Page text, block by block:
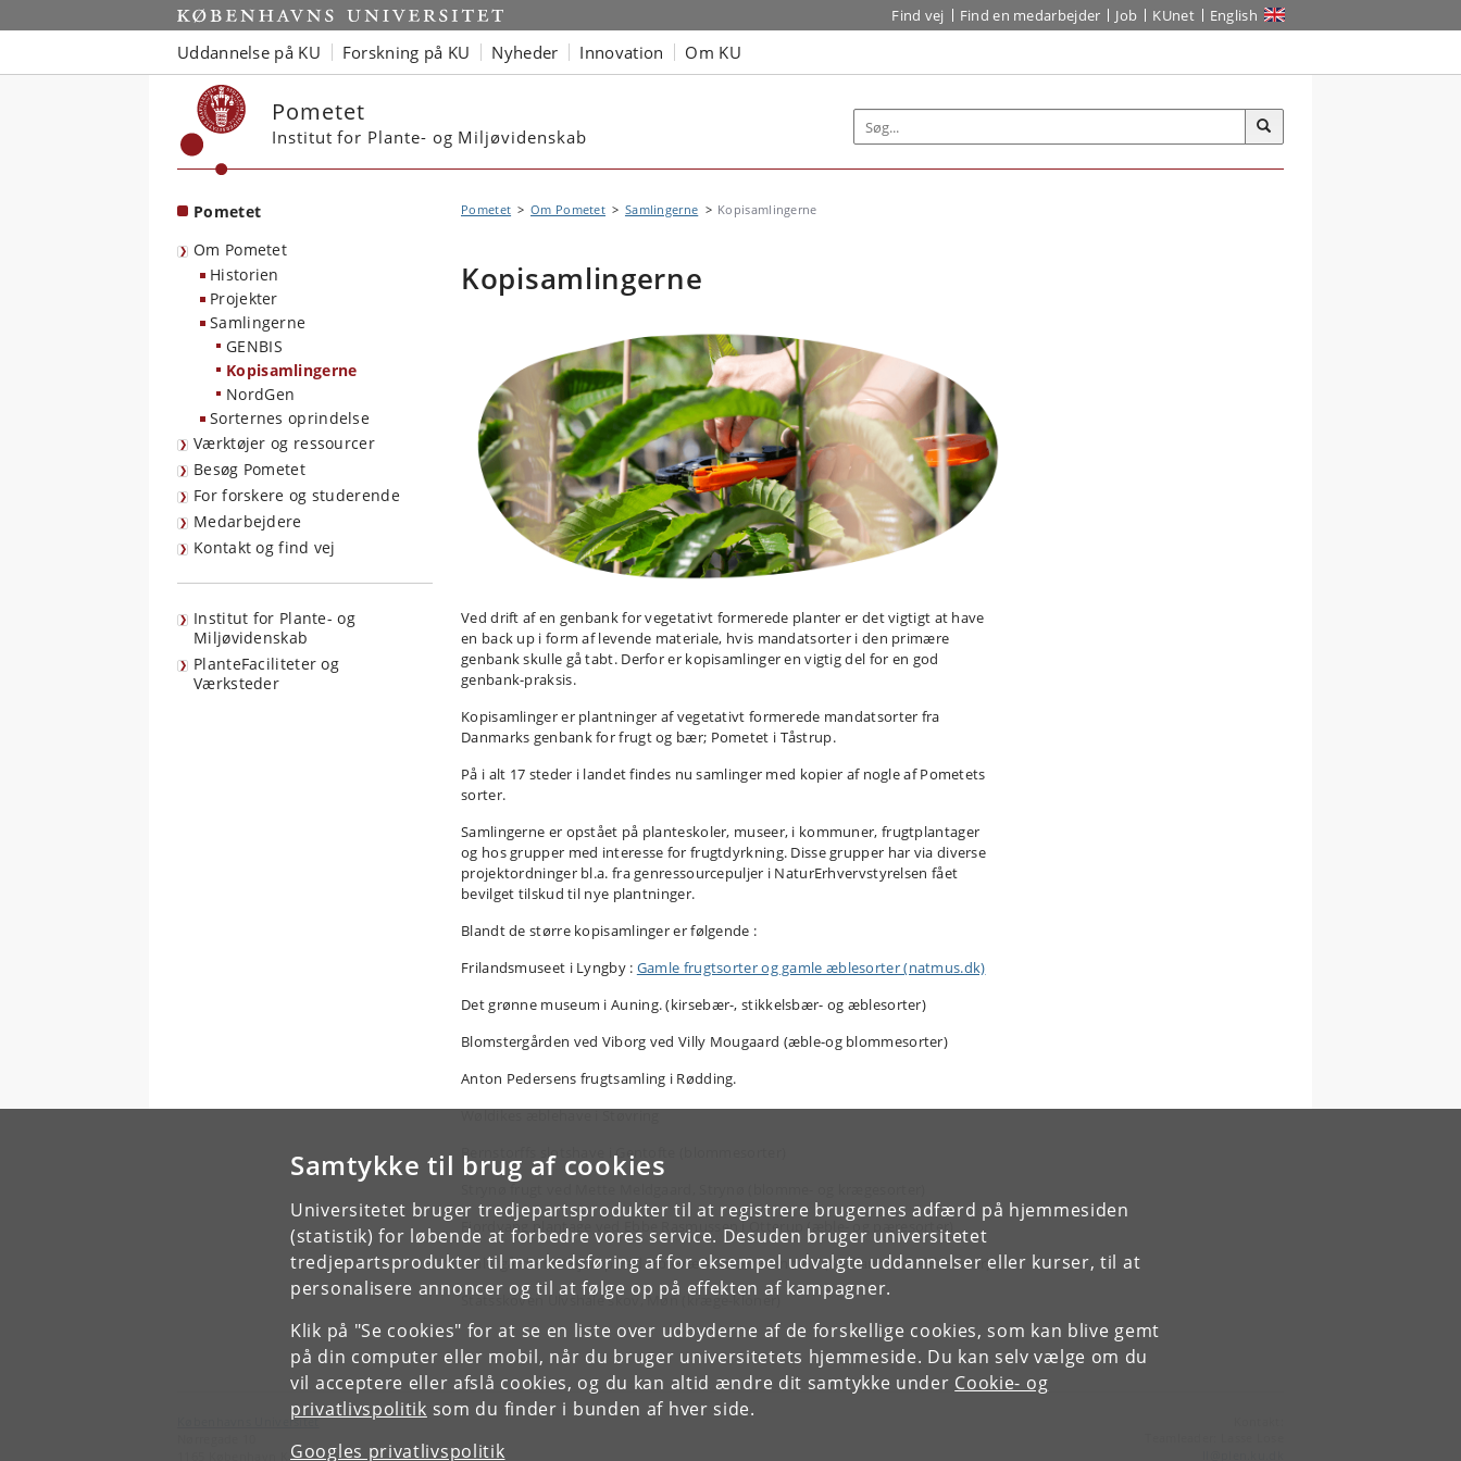
Samtykke til brug af cookies
Universitetet bruger tredjepartsprodukter til at registrere brugernes adfærd på hjemmesiden
(statistik) for løbende at forbedre vores service. Desuden bruger universitetet
tredjepartsprodukter til markedsføring af for eksempel udvalgte uddannelser eller kurser, til at
personalisere annoncer og til at følge op på effekten af kampagner.
Klik på "Se cookies" for at se en liste over udbyderne af de forskellige cookies, som kan blive gemt
på din computer eller mobil, når du bruger universitetets hjemmeside. Du kan selv vælge om du
vil acceptere eller afslå cookies, og du kan altid ændre dit samtykke under Cookie- og
privatlivspolitik som du finder i bunden af hver side.
Googles privatlivspolitik
Start Find vej Find en medarbejder Job KUnet English
Uddannelse på KU Forskning på KU Nyheder Innovation Om KU
Pometet
Institut for Plante- og Miljøvidenskab
Pometet
Om Pometet
Historien
Projekter
Samlingerne
GENBIS
Kopisamlingerne
NordGen
Sorternes oprindelse
Værktøjer og ressourcer
Besøg Pometet
For forskere og studerende
Medarbejdere
Kontakt og find vej
Institut for Plante- og
Miljøvidenskab
PlanteFaciliteter og
Værksteder
Pometet Om Pometet Samlingerne Kopisamlingerne
Kopisamlingerne
Ved drift af en genbank for vegetativt formerede planter er det vigtigt at have
en back up i form af levende materiale, hvis mandatsorter i den primære
genbank skulle gå tabt. Derfor er kopisamlinger en vigtig del for en god
genbank-praksis.
Kopisamlinger er plantninger af vegetativt formerede mandatsorter fra
Danmarks genbank for frugt og bær; Pometet i Tåstrup.
På i alt 17 steder i landet findes nu samlinger med kopier af nogle af Pometets
sorter.
Samlingerne er opstået på planteskoler, museer, i kommuner, frugtplantager
og hos grupper med interesse for frugtdyrkning. Disse grupper har via diverse
projektordninger bl.a. fra genressourcepuljer i NaturErhvervstyrelsen fået
bevilget tilskud til nye plantninger.
Blandt de større kopisamlinger er følgende :
Frilandsmuseet i Lyngby : Gamle frugtsorter og gamle æblesorter (natmus.dk)
Det grønne museum i Auning. (kirsebær-, stikkelsbær- og æblesorter)
Blomstergården ved Viborg ved Villy Mougaard (æble-og blommesorter)
Anton Pedersens frugtsamling i Rødding.
Wøldikes æblehave i Støvring
Bernstorffs slotshave i Gentofte (blommesorter)
Fjordvang plantage ved Ebbe Rasmussen i Otterup (æble- og pæresorter)
Malergården i Plejerup ved Æbleværkstedet Nonnetit (Sjællandske æblesorter)
Statsskoven Ulvshale skov, Møn (kræge-kloner)
Københavns Universitet